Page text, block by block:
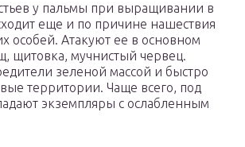
у пальмы при выращивании в
еще и по причине нашествия
особей. Атакуют ее в основном
щитовка, мучнистый червец.
зеленой массой и быстро
территории. Чаще всего, под
экземпляры с ослабленным